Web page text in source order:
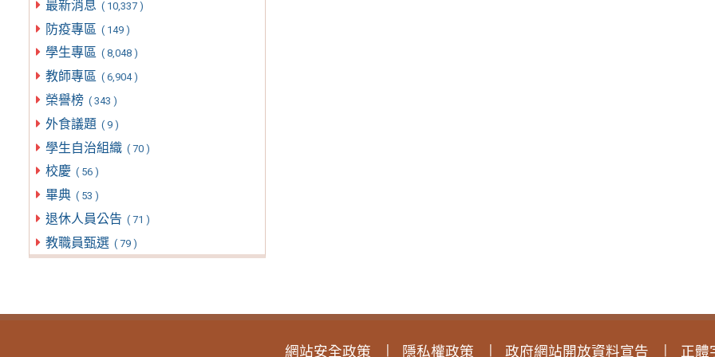
最新消息 ( 10,337 )
防疫專區 ( 149 )
學生專區 ( 8,048 )
教師專區 ( 6,904 )
榮譽榜 ( 343 )
外食議題 ( 9 )
學生自治組織 ( 70 )
校慶 ( 56 )
畢典 ( 53 )
退休人員公告 ( 71 )
教職員甄選 ( 79 )
網站安全政策 隱私權政策 政府網站開放資料宣告 正體